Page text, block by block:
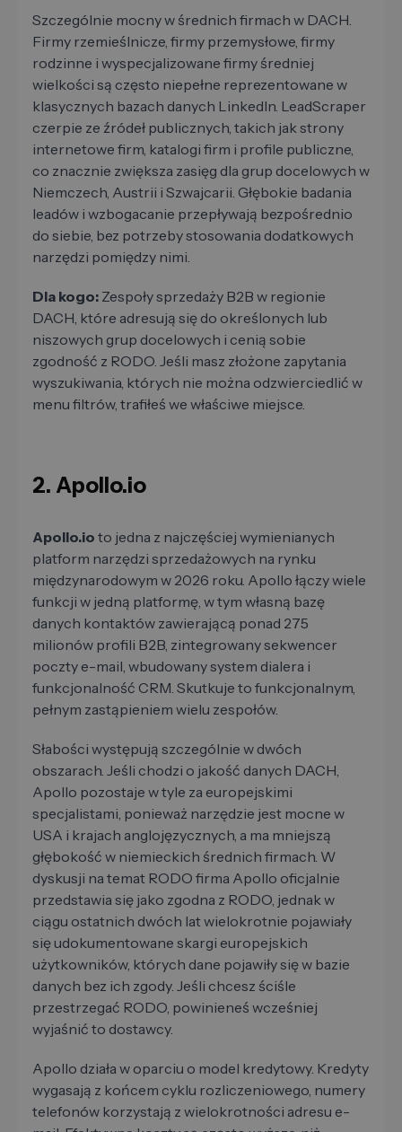
Szczególnie mocny w średnich firmach w DACH.
Firmy rzemieślnicze, firmy przemysłowe, firmy
rodzinne i wyspecjalizowane firmy średniej
wielkości są często niepełne reprezentowane w
klasycznych bazach danych LinkedIn. LeadScraper
czerpie ze źródeł publicznych, takich jak strony
internetowe firm, katalogi firm i profile publiczne,
co znacznie zwiększa zasięg dla grup docelowych w
Niemczech, Austrii i Szwajcarii. Głębokie badania
leadów i wzbogacanie przepływają bezpośrednio
do siebie, bez potrzeby stosowania dodatkowych
narzędzi pomiędzy nimi.
Dla kogo: Zespoły sprzedaży B2B w regionie
DACH, które adresują się do określonych lub
niszowych grup docelowych i cenią sobie
zgodność z RODO. Jeśli masz złożone zapytania
wyszukiwania, których nie można odzwierciedlić w
menu filtrów, trafiłeś we właściwe miejsce.
2. Apollo.io
Apollo.io to jedna z najczęściej wymienianych
platform narzędzi sprzedażowych na rynku
międzynarodowym w 2026 roku. Apollo łączy wiele
funkcji w jedną platformę, w tym własną bazę
danych kontaktów zawierającą ponad 275
milionów profili B2B, zintegrowany sekwencer
poczty e-mail, wbudowany system dialera i
funkcjonalność CRM. Skutkuje to funkcjonalnym,
pełnym zastąpieniem wielu zespołów.
Słabości występują szczególnie w dwóch
obszarach. Jeśli chodzi o jakość danych DACH,
Apollo pozostaje w tyle za europejskimi
specjalistami, ponieważ narzędzie jest mocne w
USA i krajach anglojęzycznych, a ma mniejszą
głębokość w niemieckich średnich firmach. W
dyskusji na temat RODO firma Apollo oficjalnie
przedstawia się jako zgodna z RODO, jednak w
ciągu ostatnich dwóch lat wielokrotnie pojawiały
się udokumentowane skargi europejskich
użytkowników, których dane pojawiły się w bazie
danych bez ich zgody. Jeśli chcesz ściśle
przestrzegać RODO, powinieneś wcześniej
wyjaśnić to dostawcy.
Apollo działa w oparciu o model kredytowy. Kredyty
wygasają z końcem cyklu rozliczeniowego, numery
telefonów korzystają z wielokrotności adresu e-